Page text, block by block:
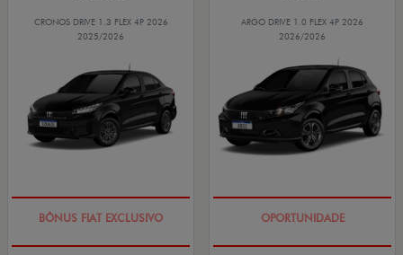
CRONOS DRIVE 1.3 FLEX 4P 2026
2025/2026
ARGO DRIVE 1.0 FLEX 4P 2026
2026/2026